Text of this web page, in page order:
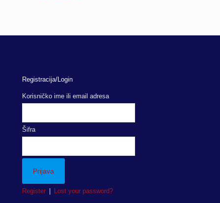
Registracija/Login
Korisničko ime ili email adresa
Šifra
Register Lost your password?